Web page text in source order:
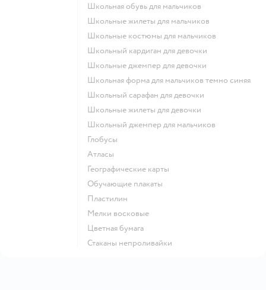
Школьная обувь для мальчиков
Школьные жилеты для мальчиков
Школьные костюмы для мальчиков
Школьный кардиган для девочки
Школьные джемпер для девочки
Школьная форма для мальчиков темно синяя
Школьный сарафан для девочки
Школьные жилеты для девочки
Школьный джемпер для мальчиков
Глобусы
Атласы
Географические карты
Обучающие плакаты
Пластилин
Мелки восковые
Цветная бумага
Стаканы непроливайки